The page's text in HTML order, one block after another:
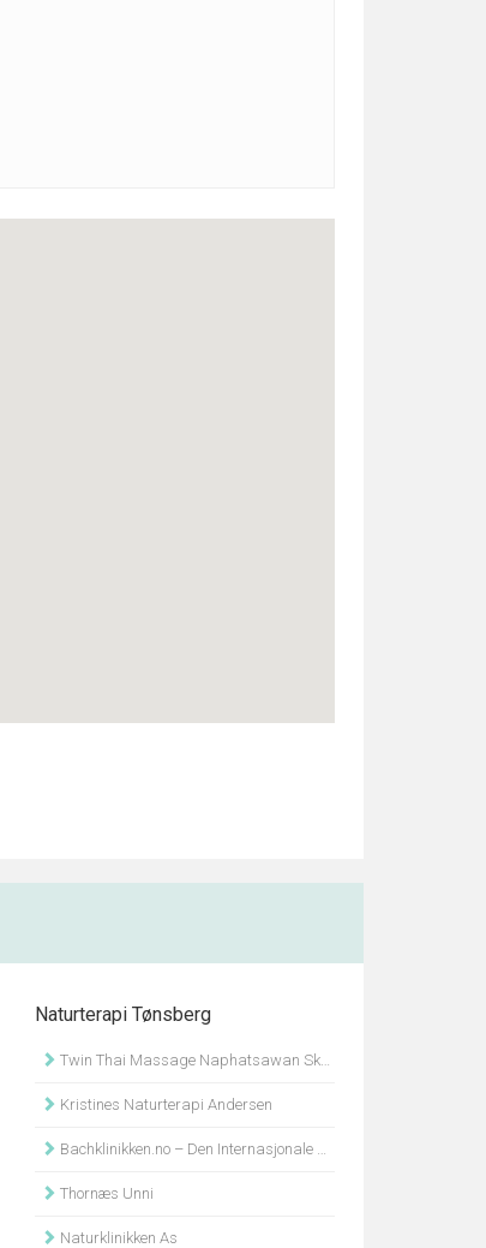
Naturterapi Tønsberg
Twin Thai Massage Naphatsawan Skoie
Kristines Naturterapi Andersen
Bachklinikken.no – Den Internasjonale Bachterapeut Utdannelse Gro Midthun
Thornæs Unni
Naturklinikken As